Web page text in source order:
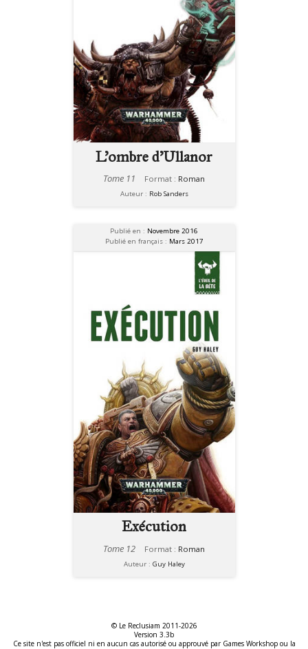
L'ombre d'Ullanor
Tome 11 Format : Roman
Auteur : Rob Sanders
Publié en : Novembre 2016
Publié en français : Mars 2017
Exécution
Tome 12 Format : Roman
Auteur : Guy Haley
© Le Reclusiam 2011-2026
Version 3.3b
Ce site n'est pas officiel ni en aucun cas autorisé ou approuvé par Games Workshop ou la